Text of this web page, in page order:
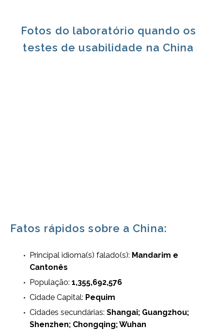
Fotos do laboratório quando os
testes de usabilidade na China
Fatos rápidos sobre a China:
Principal idioma(s) falado(s): Mandarim e
Cantonês
População: 1,355,692,576
Cidade Capital: Pequim
Cidades secundárias: Shangai; Guangzhou;
Shenzhen; Chongqing; Wuhan